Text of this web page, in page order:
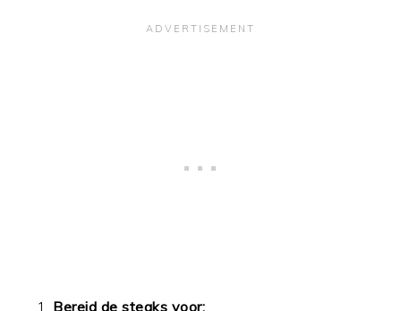
Bereid de steaks voor: